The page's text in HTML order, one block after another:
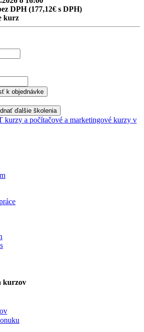
DPH(177,12€ s DPH)
kurz
k objednávke
ďalšie školenia
kurzov